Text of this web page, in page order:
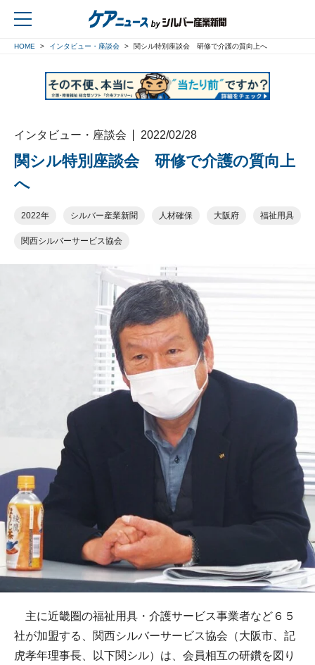
HOME インタビュー・座談会 関シル特別座談会 研修で介護の質向上へ
インタビュー・座談会 2022/02/28
関シル特別座談会 研修で介護の質向上
へ
2022年 シルバー産業新聞 人材確保 大阪府 福祉用具
関西シルバーサービス協会
主に近畿圏の福祉用具・介護サービス事業者など６５
社が加盟する、関西シルバーサービス協会（大阪市、記
虎孝年理事長、以下関シル）は、会員相互の研鑽を図り